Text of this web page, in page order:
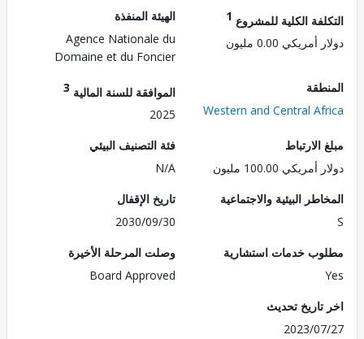
الكلية للمشروع1
0.00 مليون
الهيئة المنفذة
Agence Nationale du
Domaine et du Foncier
Western and Central
الموافقة للسنة المالية3
2025
100.00 مليون
فئة التصنيف البيئي
N/A
البيئية والاجتماعية
تاريخ الإقفال
2030/09/30
خدمات استشارية
وصلت المرحلة الأخيرة
Board Approved
تحديث
2023/